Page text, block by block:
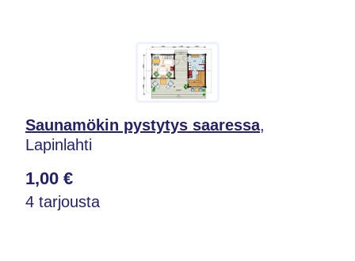
Saunamökin pystytys saaressa,
Lapinlahti
1,00 €
4 tarjousta